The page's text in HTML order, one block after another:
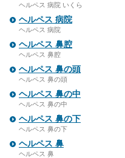
ヘルペス 病院 いくら
ヘルペス 病院
ヘルペス 病院
ヘルペス 鼻腔
ヘルペス 鼻腔
ヘルペス 鼻の頭
ヘルペス 鼻の頭
ヘルペス 鼻の中
ヘルペス 鼻の中
ヘルペス 鼻の下
ヘルペス 鼻の下
ヘルペス 鼻
ヘルペス 鼻